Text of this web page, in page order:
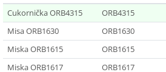
Cukornička ORB4315
ORB4315
Misa ORB1630
ORB1630
Miska ORB1615
ORB1615
Miska ORB1617
ORB1617